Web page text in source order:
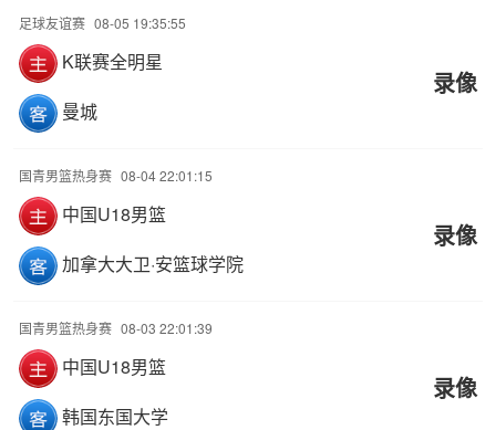
足球友谊赛 08-05 19:35:55
K联赛全明星
曼城
录像
国青男篮热身赛 08-04 22:01:15
中国U18男篮
加拿大大卫·安篮球学院
录像
国青男篮热身赛 08-03 22:01:39
中国U18男篮
韩国东国大学
录像